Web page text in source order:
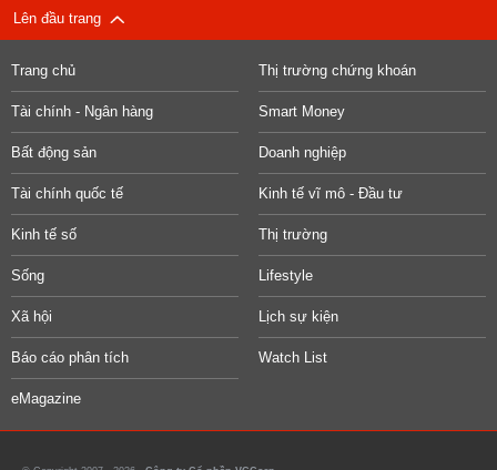
Lên đầu trang
Trang chủ Thị trường chứng khoán
Tài chính - Ngân hàng Smart Money
Bất động sản Doanh nghiệp
Tài chính quốc tế Kinh tế vĩ mô - Đầu tư
Kinh tế số Thị trường
Sống Lifestyle
Xã hội Lịch sự kiện
Báo cáo phân tích Watch List
eMagazine